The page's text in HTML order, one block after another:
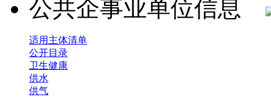
公共企事业单位信息
适用主体清单
公开目录
卫生健康
供水
供气